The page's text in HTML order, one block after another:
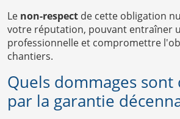
Le non-respect de cette obligation
votre réputation, pouvant entraîner
professionnelle et compromettre
chantiers.
Quels dommages sont
par la garantie